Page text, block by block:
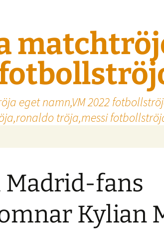
eget namn,VM 2022
tröja,messi
Madrid-fans
Kylian